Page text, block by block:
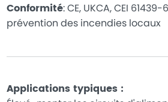
Conformité: CE, UKCA, CEI
prévention des incendies locaux
Applications typiques :